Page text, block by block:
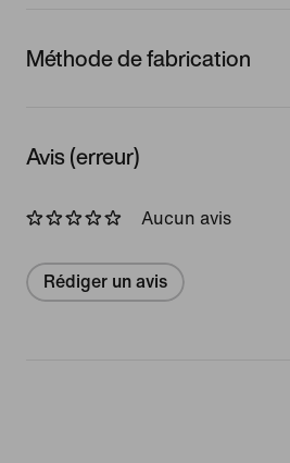
Méthode de fabrication
Avis (erreur)
Aucun avis
Rédiger un avis